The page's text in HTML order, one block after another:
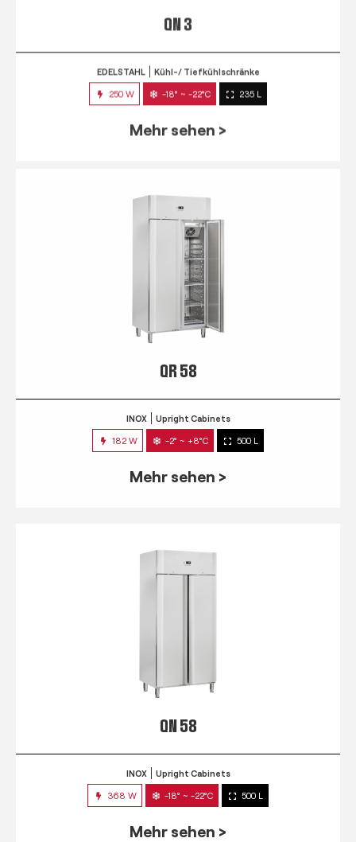
QN 3
250 W -18° ~ -22°C 235 L
Mehr sehen >
QR 58
INOX Upright Cabinets
182 W -2° ~ +8°C 500 L
Mehr sehen >
QN 58
INOX Upright Cabinets
368 W -18° ~ -22°C 500 L
Mehr sehen >